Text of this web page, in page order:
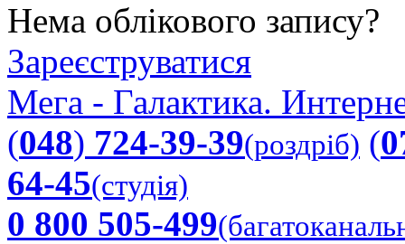
Нема облікового запису?
Зареєструватися
Мега - Галактика.
(048) 724-39-39(роздріб) (
64-45(студія)
0 800 505-499